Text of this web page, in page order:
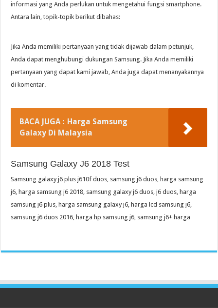
informasi yang Anda perlukan untuk mengetahui fungsi smartphone.
Antara lain, topik-topik berikut dibahas:
Jika Anda memiliki pertanyaan yang tidak dijawab dalam petunjuk,
Anda dapat menghubungi dukungan Samsung. Jika Anda memiliki
pertanyaan yang dapat kami jawab, Anda juga dapat menanyakannya
di komentar.
BACA JUGA : Harga Samsung
Galaxy Di Malaysia
Samsung Galaxy J6 2018 Test
Samsung galaxy j6 plus j610f duos, samsung j6 duos, harga samsung
j6, harga samsung j6 2018, samsung galaxy j6 duos, j6 duos, harga
samsung j6 plus, harga samsung galaxy j6, harga lcd samsung j6,
samsung j6 duos 2016, harga hp samsung j6, samsung j6+ harga